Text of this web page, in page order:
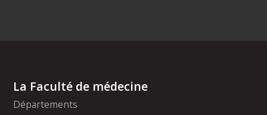
La Faculté de médecine
Départements